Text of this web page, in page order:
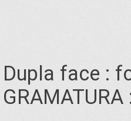
Dupla face :